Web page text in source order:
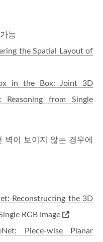
능
the Spatial Layout of
in the Box: Joint 3D
Reasoning from Single
벽이 보이지 않는 경우에
Reconstructing the 3D
RGB Image
Piece-wise Planar